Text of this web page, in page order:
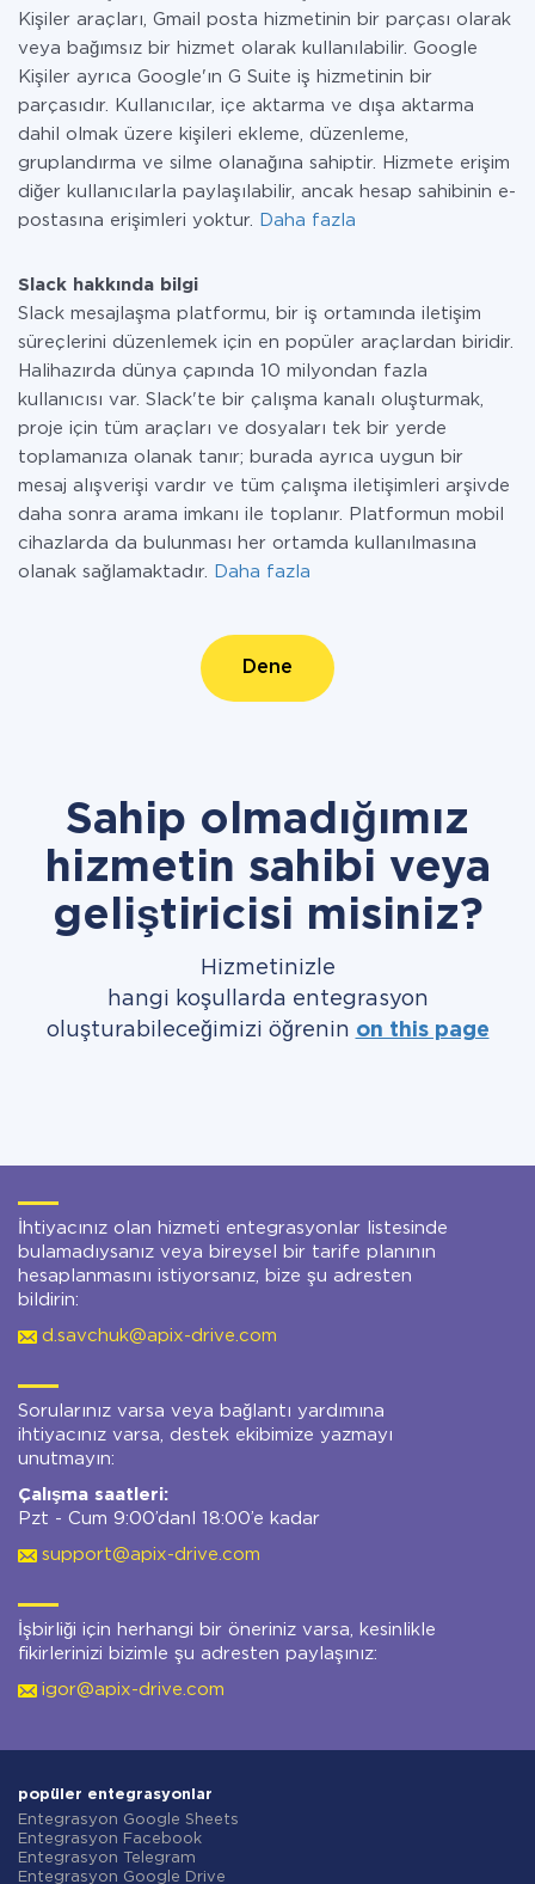
Kişiler araçları, Gmail posta hizmetinin bir parçası olarak
veya bağımsız bir hizmet olarak kullanılabilir. Google
Kişiler ayrıca Google'ın G Suite iş hizmetinin bir
parçasıdır. Kullanıcılar, içe aktarma ve dışa aktarma
dahil olmak üzere kişileri ekleme, düzenleme,
gruplandırma ve silme olanağına sahiptir. Hizmete erişim
diğer kullanıcılarla paylaşılabilir, ancak hesap sahibinin e-
postasına erişimleri yoktur.
Daha fazla
Slack hakkında bilgi
Slack mesajlaşma platformu, bir iş ortamında iletişim
süreçlerini düzenlemek için en popüler araçlardan biridir.
Halihazırda dünya çapında 10 milyondan fazla
kullanıcısı var. Slack'te bir çalışma kanalı oluşturmak,
proje için tüm araçları ve dosyaları tek bir yerde
toplamanıza olanak tanır; burada ayrıca uygun bir
mesaj alışverişi vardır ve tüm çalışma iletişimleri arşivde
daha sonra arama imkanı ile toplanır. Platformun mobil
cihazlarda da bulunması her ortamda kullanılmasına
olanak sağlamaktadır.
Daha fazla
Dene
Sahip olmadığımız
hizmetin sahibi veya
geliştiricisi misiniz?
Hizmetinizle
hangi koşullarda entegrasyon
oluşturabileceğimizi öğrenin on this page
İhtiyacınız olan hizmeti entegrasyonlar listesinde
bulamadıysanız veya bireysel bir tarife planının
hesaplanmasını istiyorsanız, bize şu adresten
bildirin:
d.savchuk@apix-drive.com
Sorularınız varsa veya bağlantı yardımına
ihtiyacınız varsa, destek ekibimize yazmayı
unutmayın:
Çalışma saatleri:
Pzt - Cum 9:00’danl 18:00’e kadar
support@apix-drive.com
İşbirliği için herhangi bir öneriniz varsa, kesinlikle
fikirlerinizi bizimle şu adresten paylaşınız:
igor@apix-drive.com
popüler entegrasyonlar
Entegrasyon Google Sheets
Entegrasyon Facebook
Entegrasyon Telegram
Entegrasyon Google Drive